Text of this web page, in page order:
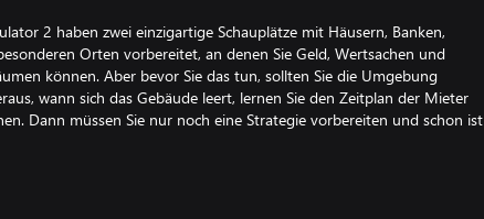
2 haben zwei einzigartige Schauplätze mit Häusern, Banken,
Orten vorbereitet, an denen Sie Geld, Wertsachen und
können. Aber bevor Sie das tun, sollten Sie die Umgebung
wann sich das Gebäude leert, lernen Sie den Zeitplan der Mieter
Dann müssen Sie nur noch eine Strategie vorbereiten und schon ist
und welchen Sie liegen lassen sollten. Können Sie dem Druck